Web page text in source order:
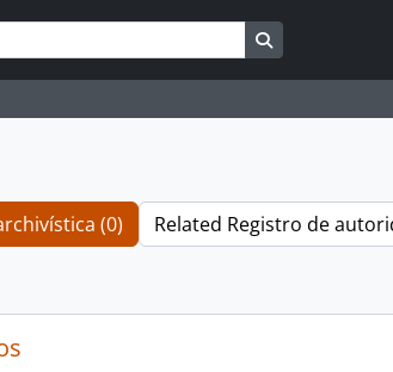
(0) Related Registro de